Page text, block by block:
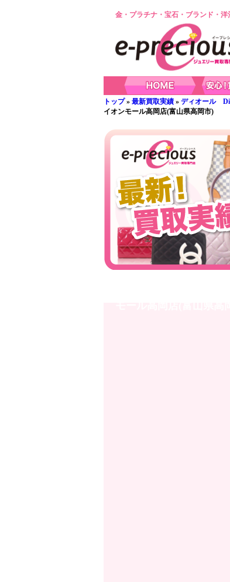
金・プラチナ・宝石・ブランド・
トップ» 最新買取実績 » ディオール
イオンモール高岡店(富山県高岡市)